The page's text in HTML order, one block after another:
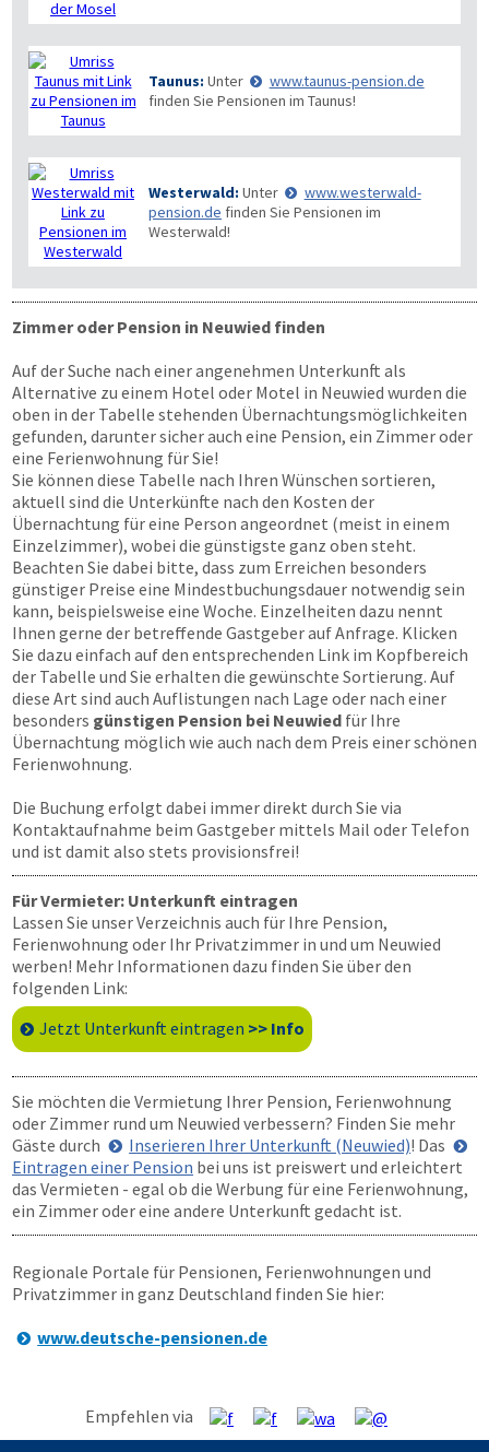
Taunus: Unter
www.taunus-pension.de
finden Sie Pensionen im Taunus!
Westerwald: Unter
www.westerwald-
pension.de finden Sie Pensionen im
Westerwald!
Zimmer oder Pension in Neuwied finden
Auf der Suche nach einer angenehmen Unterkunft als
Alternative zu einem Hotel oder Motel in Neuwied wurden die
oben in der Tabelle stehenden Übernachtungsmöglichkeiten
gefunden, darunter sicher auch eine Pension, ein Zimmer oder
eine Ferienwohnung für Sie!
Sie können diese Tabelle nach Ihren Wünschen sortieren,
aktuell sind die Unterkünfte nach den Kosten der
Übernachtung für eine Person angeordnet (meist in einem
Einzelzimmer), wobei die günstigste ganz oben steht.
Beachten Sie dabei bitte, dass zum Erreichen besonders
günstiger Preise eine Mindestbuchungsdauer notwendig sein
kann, beispielsweise eine Woche. Einzelheiten dazu nennt
Ihnen gerne der betreffende Gastgeber auf Anfrage. Klicken
Sie dazu einfach auf den entsprechenden Link im Kopfbereich
der Tabelle und Sie erhalten die gewünschte Sortierung. Auf
diese Art sind auch Auflistungen nach Lage oder nach einer
besonders günstigen Pension bei Neuwied für Ihre
Übernachtung möglich wie auch nach dem Preis einer schönen
Ferienwohnung.
Die Buchung erfolgt dabei immer direkt durch Sie via
Kontaktaufnahme beim Gastgeber mittels Mail oder Telefon
und ist damit also stets provisionsfrei!
Für Vermieter: Unterkunft eintragen
Lassen Sie unser Verzeichnis auch für Ihre Pension,
Ferienwohnung oder Ihr Privatzimmer in und um Neuwied
werben! Mehr Informationen dazu finden Sie über den
folgenden Link:
Jetzt Unterkunft eintragen >> Info
Sie möchten die Vermietung Ihrer Pension, Ferienwohnung
oder Zimmer rund um Neuwied verbessern? Finden Sie mehr
Gäste durch
Inserieren Ihrer Unterkunft (Neuwied)! Das
Eintragen einer Pension bei uns ist preiswert und erleichtert
das Vermieten - egal ob die Werbung für eine Ferienwohnung,
ein Zimmer oder eine andere Unterkunft gedacht ist.
Regionale Portale für Pensionen, Ferienwohnungen und
Privatzimmer in ganz Deutschland finden Sie hier:
www.deutsche-pensionen.de
Empfehlen via